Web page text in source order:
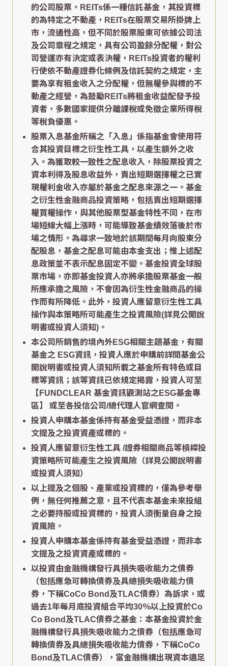
的公司股票。REITs係一種信託基金，其投資標
的為特定之不動產，REITs在股票交易所掛牌上
市，流通性高，但不同於股票股東可依據公司法
及公司章程之規定，具有公司盈餘分配權，對公
司營運亦有決定或表決權，REITs投資者的權利
行使依不動產證券化條例及信託契約之規定，主
要為享有租金收入之分配權，但無權參與標的不
動產之經營，為鼓勵REITs將租金收益配發予投
資者，多數國家提供分離課稅或免徵企業所得稅
等稅負優惠。
股票入息基金所稱之「入息」係指基金會使用符
合其投資目標之衍生性工具，以產生額外之收
入。為獲取較一致性之配息收入，除股票投資之
資本利得及股息收益外，賣出短期選擇權之已實
現權利金收入亦屬於基金之配息來源之一。基金
之衍生性金融商品投資策略，包括賣出短期選擇
權買權操作，與其他股票型基金特性不同，在市
場短線大幅上漲時，可能導致基金績效落後於市
場之情形。為尋求一致地於該期間每月向股東分
配股息，基金之配息可能由本金支出；惟上述配
息政策並不表示配息固定不變。基金投資全球股
票市場，亦即基金投資人亦將承擔股票基金一般
所應承擔之風險，不會因為衍生性金融商品的操
作而有所降低。此外，投資人應留意衍生性工具
操作與本策略所可能產生之投資風險(詳見公開說
明書或投資人須知)。
本公司所銷售的境內外ESG相關主題基金，有關
基金之 ESG資訊，投資人應於申購前詳閱基金公
開說明書或投資人須知所載之基金所有特色或目
標等資訊；該等資訊已依規定揭露，投資人可至
【FUNDCLEAR 基金資訊觀測站之ESG基金專
區】
或至各投信公司/總代理人官網查閱。
投資人申購本基金係持有基金受益憑證，而非本
文提及之投資資產或標的。
投資人應留意衍生性工具 /證券相關商品等槓桿投
資策略所可能產生之投資風險（詳見公開說明書
或投資人須知）
以上提及之個股、產業或投資標的，僅為參考舉
例，無任何推薦之意，且不代表本基金未來投組
之必要持股或投資標的，投資人須衡量自身之投
資風險。
投資人申購本基金係持有基金受益憑證，而非本
文提及之投資資產或標的。
以投資由金融機構發行具損失吸收能力之債券
（包括應急可轉換債券及具總損失吸收能力債
券，下稱CoCo Bond及TLAC債券）為訴求，或
過去1年每月底投資組合平均30％以上投資於Co
Co Bond及TLAC債券之基金：本基金投資於金
融機構發行具損失吸收能力之債券（包括應急可
轉換債券及具總損失吸收能力債券，下稱CoCo
Bond及TLAC債券），當金融機構出現資本適足